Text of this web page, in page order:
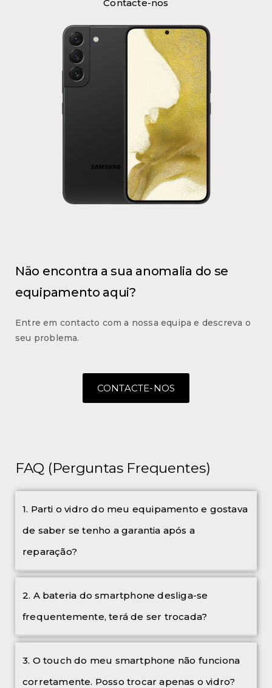
Contacte-nos
Não encontra a sua anomalia do se
equipamento aqui?
Entre em contacto com a nossa equipa e descreva o
seu problema.
CONTACTE-NOS
FAQ (Perguntas Frequentes)
1. Parti o vidro do meu equipamento e gostava
de saber se tenho a garantia após a
reparação?
2. A bateria do smartphone desliga-se
frequentemente, terá de ser trocada?
3. O touch do meu smartphone não funciona
corretamente. Posso trocar apenas o vidro?